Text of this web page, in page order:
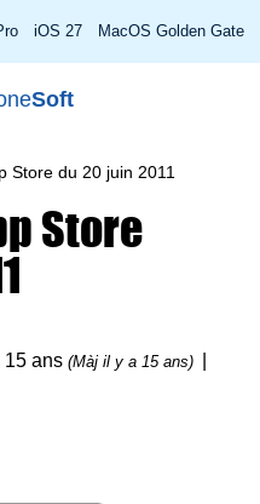
iOS 27 MacOS Golden Gate
Soft
Store du 20 juin 2011
Store
15 ans(Màj il y a 15 ans)